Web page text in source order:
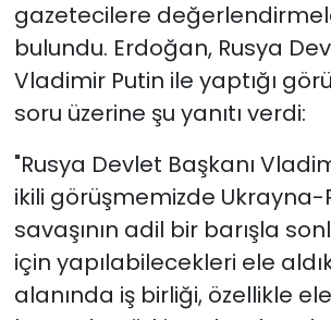
gazetecilere
bulundu. Erdoğan, Rusya
Vladimir Putin ile yaptığı
soru üzerine şu yanıtı verdi:
"Rusya Devlet Başkanı
ikili görüşmemizde Ukrayna-
savaşının adil bir barışla
için yapılabilecekleri ele
alanında iş birliği, özellikle ele